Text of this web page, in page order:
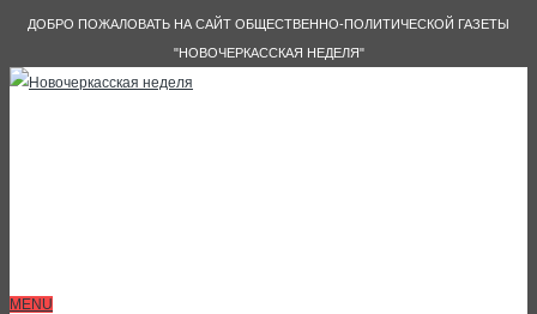
ДОБРО ПОЖАЛОВАТЬ НА САЙТ ОБЩЕСТВЕННО-ПОЛИТИЧЕСКОЙ ГАЗЕТЫ
"НОВОЧЕРКАССКАЯ НЕДЕЛЯ"
MENU